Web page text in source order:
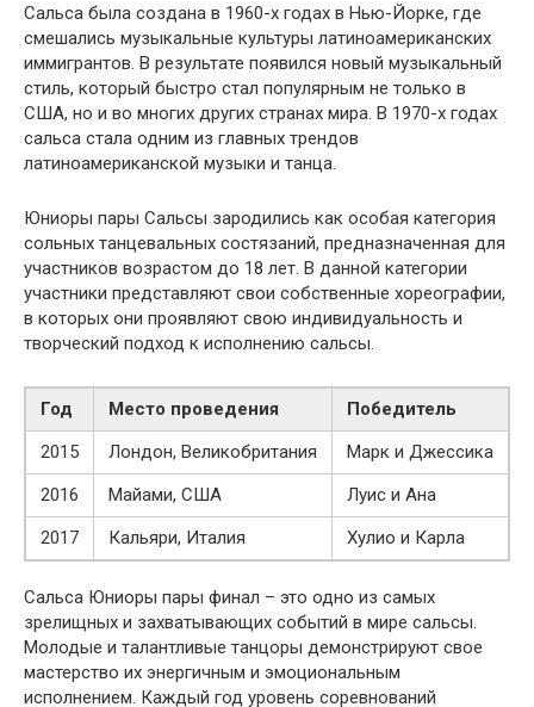
Сальса была создана в 1960-х годах в Нью-Йорке, где
смешались музыкальные культуры латиноамериканских
иммигрантов. В результате появился новый музыкальный
стиль, который быстро стал популярным не только в
США, но и во многих других странах мира. В 1970-х годах
сальса стала одним из главных трендов
латиноамериканской музыки и танца.
Юниоры пары Сальсы зародились как особая категория
сольных танцевальных состязаний, предназначенная для
участников возрастом до 18 лет. В данной категории
участники представляют свои собственные хореографии,
в которых они проявляют свою индивидуальность и
творческий подход к исполнению сальсы.
Год Место проведения
Победитель
2015
Лондон, Великобритания
Марк и Джессика
2016
Майами, США
Луис и Ана
2017
Кальяри, Италия Хулио и Карла
Сальса Юниоры пары финал – это одно из самых
зрелищных и захватывающих событий в мире сальсы.
Молодые и талантливые танцоры демонстрируют свое
мастерство их энергичным и эмоциональным
исполнением. Каждый год уровень соревнований